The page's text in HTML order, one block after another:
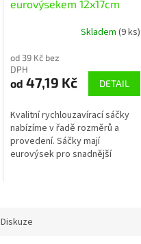
eurovýsekem 12x17cm
Skladem (9 ks)
od 39 Kč bez
DPH
od 47,19 Kč DETAIL
Kvalitní rychlouzavírací sáčky
nabízíme v řadě rozměrů a
provedení. Sáčky mají
eurovýsek pro snadnější
Diskuze